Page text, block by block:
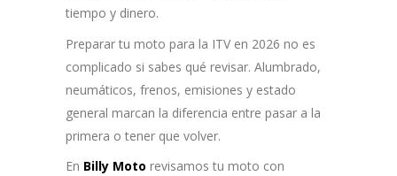
tiempo y dinero.
Preparar tu moto para la ITV en 2026 no es
complicado si sabes qué revisar. Alumbrado,
neumáticos, frenos, emisiones y estado
general marcan la diferencia entre pasar a la
primera o tener que volver.
En Billy Moto revisamos tu moto con